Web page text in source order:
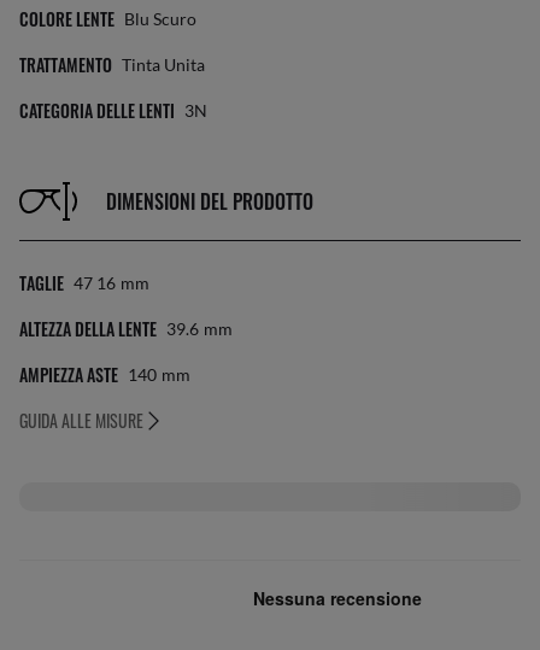
COLORE LENTE Blu Scuro
TRATTAMENTO Tinta Unita
CATEGORIA DELLE LENTI 3N
DIMENSIONI DEL PRODOTTO
TAGLIE 47 16 Mm
ALTEZZA DELLA LENTE 39.6 Mm
AMPIEZZA ASTE 140 Mm
GUIDA ALLE MISURE